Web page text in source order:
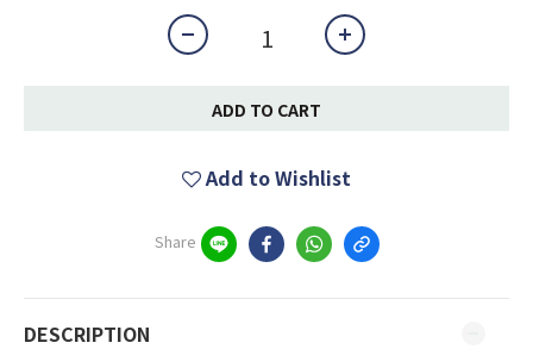
ADD TO CART
Add to Wishlist
Share
DESCRIPTION